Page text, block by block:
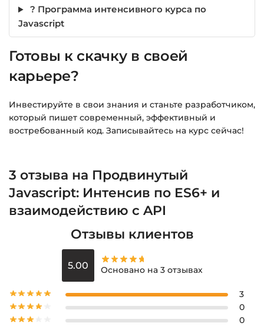
? Программа интенсивного курса по
Javascript
Готовы к скачку в своей
карьере?
Инвестируйте в свои знания и станьте разработчиком,
который пишет современный, эффективный и
востребованный код. Записывайтесь на курс сейчас!
3 отзыва на Продвинутый
Javascript: Интенсив по ES6+ и
взаимодействию с API
Отзывы клиентов
5.00 Основано на 3 отзывах
3
0
0